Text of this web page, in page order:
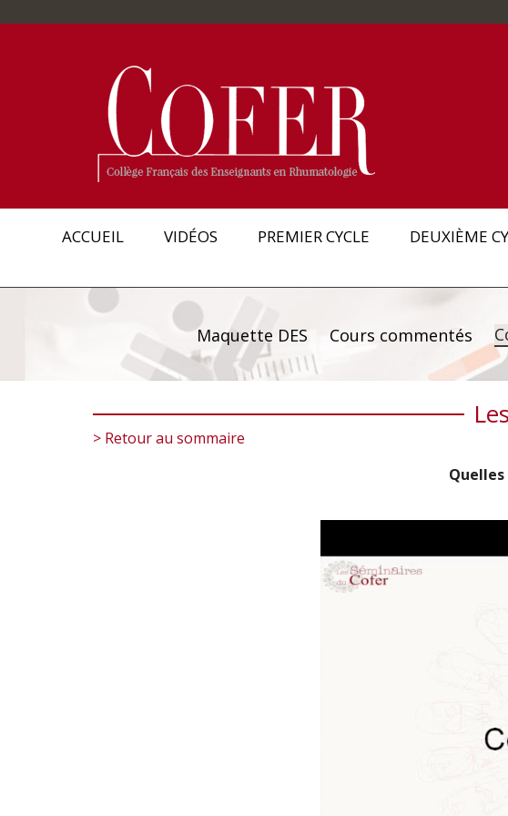
ACCUEIL VIDÉOS PREMIER CYCLE DEUXIÈME
Maquette DES Cours commentés
> Retour au sommaire